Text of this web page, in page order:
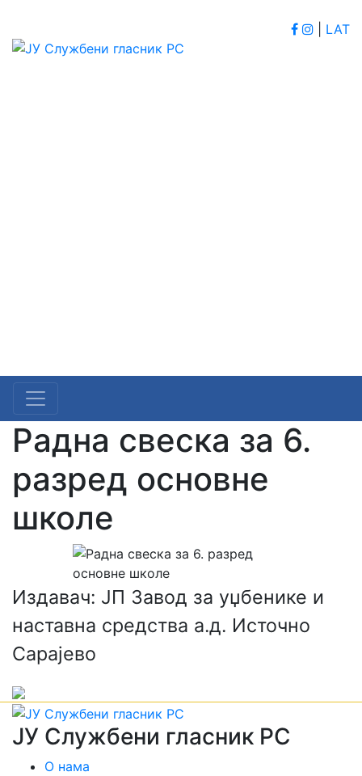
LAT
Радна свеска за 6.
разред основне
школе
Издавач: ЈП Завод за уџбенике и
наставна средства а.д. Источно
Сарајево
ЈУ Службени гласник РС
О нама